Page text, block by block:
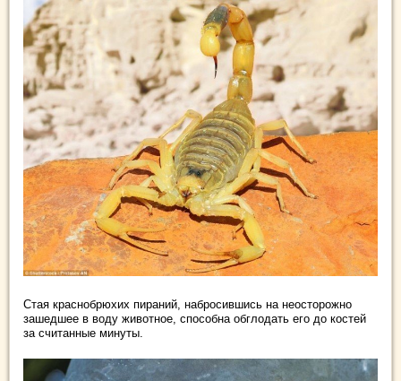
Стая краснобрюхих пираний, набросившись на неосторожно
зашедшее в воду животное, способна обглодать его до костей
за считанные минуты.